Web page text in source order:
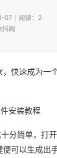
07｜阅读：2
抖网
快速成为一
安装教程
分简单，打
可以生成出